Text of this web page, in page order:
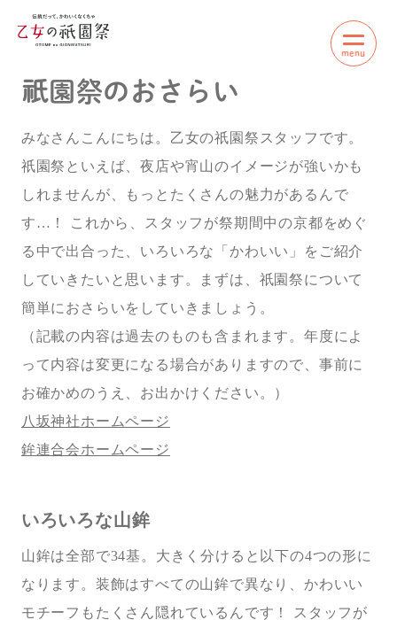
menu
祇園祭のおさらい
みなさんこんにちは。乙女の祇園祭スタッフです。
祇園祭といえば、夜店や宵山のイメージが強いかも
しれませんが、もっとたくさんの魅力があるんで
す…！ これから、スタッフが祭期間中の京都をめぐ
る中で出合った、いろいろな「かわいい」をご紹介
していきたいと思います。まずは、祇園祭について
簡単におさらいをしていきましょう。
（記載の内容は過去のものも含まれます。年度によ
って内容は変更になる場合がありますので、事前に
お確かめのうえ、お出かけください。）
八坂神社ホームページ
鉾連合会ホームページ
いろいろな山鉾
山鉾は全部で34基。大きく分けると以下の4つの形に
なります。装飾はすべての山鉾で異なり、かわいい
モチーフもたくさん隠れているんです！ スタッフが